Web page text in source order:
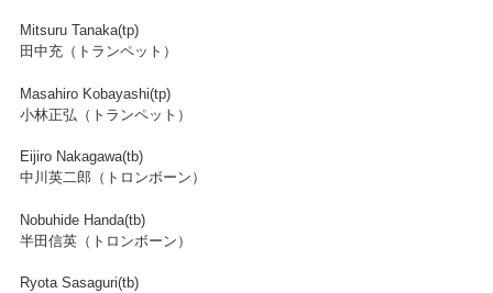
Mitsuru Tanaka(tp)
田中充（トランペット）
Masahiro Kobayashi(tp)
小林正弘（トランペット）
Eijiro Nakagawa(tb)
中川英二郎（トロンボーン）
Nobuhide Handa(tb)
半田信英（トロンボーン）
Ryota Sasaguri(tb)